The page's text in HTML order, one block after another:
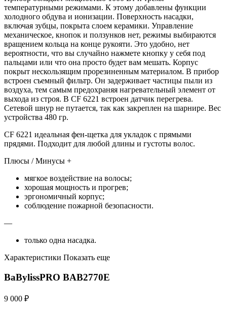
температурными режимами. К этому добавлены функции
холодного обдува и ионизации. Поверхность насадки,
включая зубцы, покрыта слоем керамики. Управление
механическое, кнопок и ползунков нет, режимы выбираются
вращением кольца на конце рукояти. Это удобно, нет
вероятности, что вы случайно нажмете кнопку у себя под
пальцами или что она просто будет вам мешать. Корпус
покрыт нескользящим прорезиненным материалом. В прибор
встроен съемный фильтр. Он задерживает частицы пыли из
воздуха, тем самым предохраняя нагревательный элемент от
выхода из строя. В CF 6221 встроен датчик перегрева.
Сетевой шнур не путается, так как закреплен на шарнире. Вес
устройства 480 гр.
CF 6221 идеальная фен-щетка для укладок с прямыми
прядями. Подходит для любой длины и густоты волос.
Плюсы / Минусы +
мягкое воздействие на волосы;
хорошая мощность и прогрев;
эргономичный корпус;
соблюдение пожарной безопасности.
—
только одна насадка.
Характеристики Показать еще
BaBylissPRO BAB2770E
9 000 ₽